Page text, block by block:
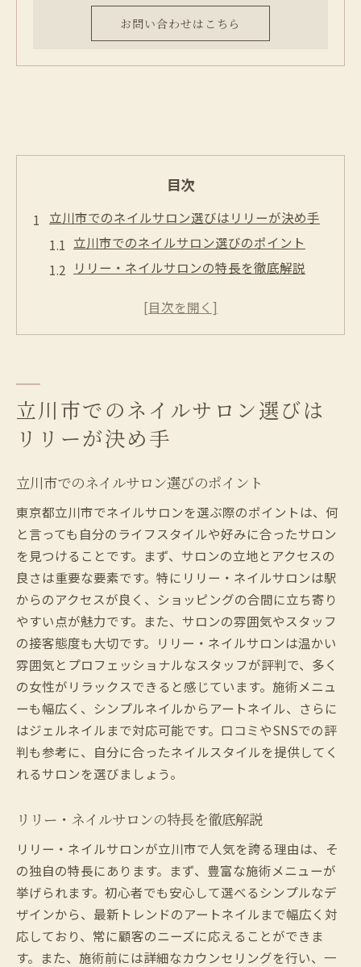
お問い合わせはこちら
目次
立川市でのネイルサロン選びはリリーが決め手
立川市でのネイルサロン選びのポイント
リリー・ネイルサロンの特長を徹底解説
初めての方必見！リリーの魅力
リリーの魅力的な空間作りの秘密
特別な時間を過ごすためのリリーの工夫
リリーでのリラックスタイムの過ごし方
リリーが提供する極上の癒し
リリーでの体験が思い出になる理由
プロフェッショナルなサービスとパーソナライ
ズの力
リリーのスタッフが提供する専門技術
お客様の好みに合わせたオーダーメイド施
術
パーソナライズされたサービスの実例
リリーのプロフェッショナルなアプローチ
個別対応で叶える理想のネイル
リリーが誇るパーソナライズの力
イル
ネイルスタイルを決めるポイント
立川で個性が光るネイルデザイン
リリーで叶えるあなただけのネイル
ネイルスタイルの最新トレンド紹介
立川市で見つける新しい自分
立川市でのネイルサロン選びは
リリーが決め手
立川市でのネイルサロン選びのポイント
東京都立川市でネイルサロンを選ぶ際のポイントは、何
と言っても自分のライフスタイルや好みに合ったサロン
を見つけることです。まず、サロンの立地とアクセスの
良さは重要な要素です。特にリリー・ネイルサロンは駅
からのアクセスが良く、ショッピングの合間に立ち寄り
やすい点が魅力です。また、サロンの雰囲気やスタッフ
の接客態度も大切です。リリー・ネイルサロンは温かい
雰囲気とプロフェッショナルなスタッフが評判で、多く
の女性がリラックスできると感じています。施術メニュ
ーも幅広く、シンプルネイルからアートネイル、さらに
はジェルネイルまで対応可能です。口コミやSNSでの評
判も参考に、自分に合ったネイルスタイルを提供してく
れるサロンを選びましょう。
リリー・ネイルサロンの特長を徹底解説
リリー・ネイルサロンが立川市で人気を誇る理由は、そ
の独自の特長にあります。まず、豊富な施術メニューが
挙げられます。初心者でも安心して選べるシンプルなデ
ザインから、最新トレンドのアートネイルまで幅広く対
応しており、常に顧客のニーズに応えることができま
す。また、施術前には詳細なカウンセリングを行い、一